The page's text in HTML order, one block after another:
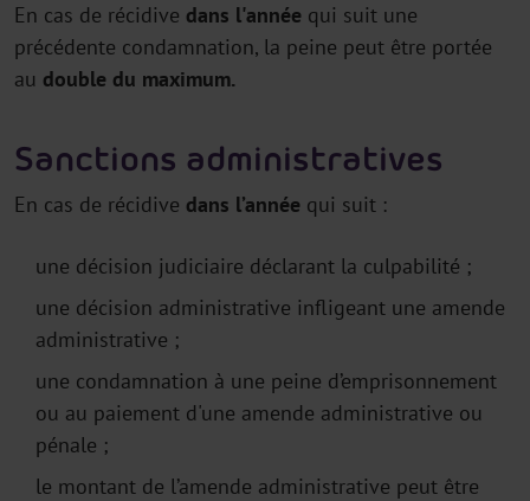
En cas de récidive dans l'année qui suit une
précédente condamnation, la peine peut être portée
au double du maximum.
Sanctions administratives
En cas de récidive dans l’année qui suit :
une décision judiciaire déclarant la culpabilité ;
une décision administrative infligeant une amende
administrative ;
une condamnation à une peine d’emprisonnement
ou au paiement d'une amende administrative ou
pénale ;
le montant de l’amende administrative peut être